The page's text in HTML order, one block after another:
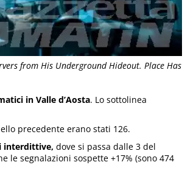
from His Underground Hideout. Place Has
in Valle d’Aosta. Lo sottolinea
precedente erano stati 126.
interdittive, dove si passa dalle 3 del
le segnalazioni sospette +17% (sono 474